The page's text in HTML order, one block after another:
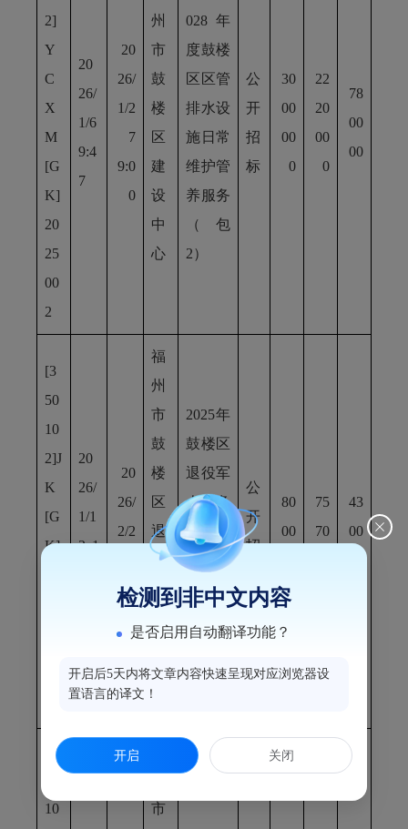
2]
Y
C
X
M
[G
K]
20
25
00
2
20
26/
1/6
9:4
7
20
26/
1/2
7
9:0
0
州
市
鼓
楼
区
建
设
中
心
028年
度鼓楼
区区管
排水设
施日常
维护管
养服务
（包
2）
公
开
招
标
30
00
00
0
22
20
00
0
78
00
00
[3
50
10
2]J
K
[G
K]
20
26/
1/1
2 1
20
26/
2/2
0
福
州
市
鼓
楼
区
退
役
军
务
2025年
鼓楼区
退役军
人事务
局家属
区文化
广场建
公
开
招
80
00
75
70
43
00
[3
10
市
检测到非中文内容
是否启用自动翻译功能？
开启后5天内将文章内容快速呈现对应浏览器设
置语言的译文！
开启 关闭